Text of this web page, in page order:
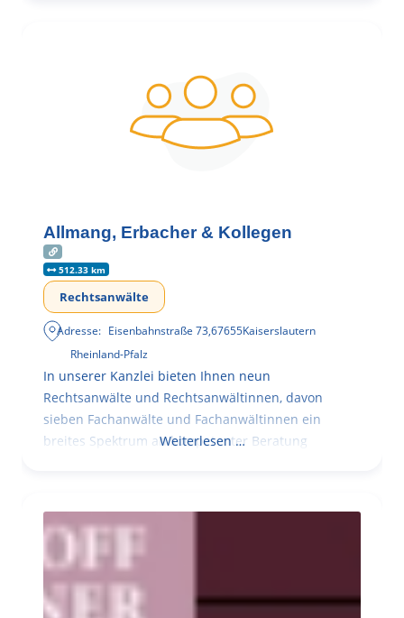
Allmang, Erbacher & Kollegen
512.33 km
Rechtsanwälte
Adresse: Eisenbahnstraße 73,67655Kaiserslautern
Rheinland-Pfalz
In unserer Kanzlei bieten Ihnen neun
Rechtsanwälte und Rechtsanwältinnen, davon
sieben Fachanwälte und Fachanwältinnen ein
breites Spektrum an kompetenter Beratung
Weiterlesen …